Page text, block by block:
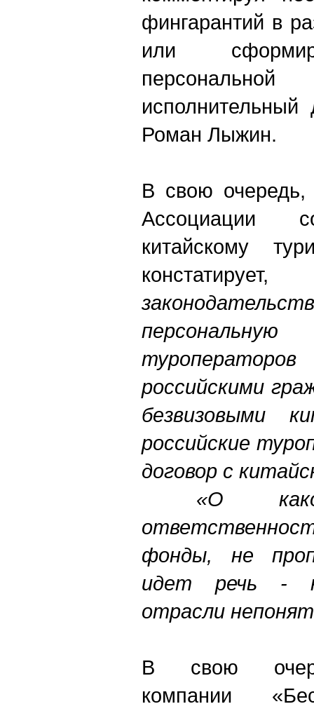
фингарантий в
или
персональной
исполнительный
Роман Лыжин.
В свою очередь,
Ассоциации
китайскому
российскими
безвизовыми
российские
договор с
«О какой
фонды, не
идет речь -
отрасли
В свою
компании